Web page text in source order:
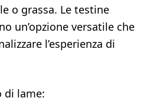
o grassa. Le testine
un’opzione versatile che
l’esperienza di
di lame: